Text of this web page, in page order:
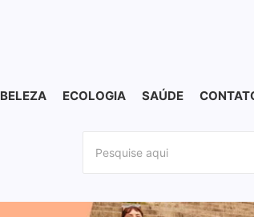
BELEZA ECOLOGIA SAÚDE